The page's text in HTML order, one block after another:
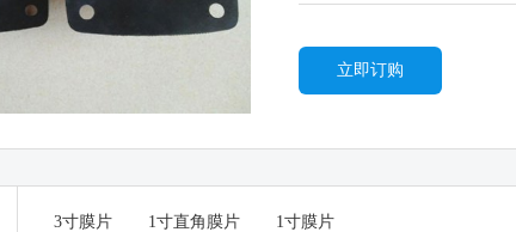
立即订购
3寸膜片 1寸直角膜片 1寸膜片